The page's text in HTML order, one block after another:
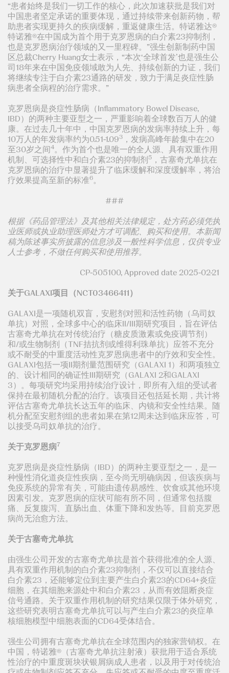
“患者始终是我们一切工作的核心，此次加速获批是我们对
中国患者坚定承诺的重要体现，通过持续带来创新药物，帮
助患者实现更持久的疾病缓解，重返健康生活。特诺雅达®
特诺雅®在中国成为首个用于克罗恩病的白介素23抑制剂，
也是克罗恩病治疗领域的又一里程碑。”强生创新制药中国
区总裁Cherry Huang女士表示，“本次‘全球首发’也是强生公
司18年来在中国免疫领域敢为人先、持续创新的力证，我们
将继续专注于白介素23通路的研发，致力于满足炎症性肠
病患者全病程的治疗需求。”
克罗恩病是炎症性肠病（Inflammatory Bowel Disease,
IBD）的两种主要亚型之一，严重影响着全球数百万人的健
康。在过去几十年中，中国克罗恩病的发病率持续上升，每
10万人的年发病率约为0.51-1.093 ，发病高峰年龄集中在20
至30岁之间4。作为首个也是唯一的全人源、具有双重作用
机制、可选择性中和白介素23的抑制剂5 ，古塞奇尤单抗在
克罗恩病的治疗中显著提升了临床缓解和深度缓解率，将治
疗效果提高至新的标准6。
###
根据《药品管理法》及其他相关法律规定，处方药必须凭执
业医师或执业助理医师处方才可调配、购买和使用。本新闻
稿为陈述事实所披露的信息涉及一般性科学信息，仅供专业
人士参考，不做任何购买和使用推荐。
CP-505100, Approved date 2025-02-21
关于GALAXI项目（NCT03466411）
GALAXI是一项随机双盲，安慰剂对照和活性药物（乌司奴
单抗）对照，全球多中心的临床II/III期研究项目，旨在评估
古塞奇尤单抗在对传统治疗（糖皮质激素或免疫调节剂）
和/或生物制剂（TNF拮抗剂或维得利珠单抗）应答不充分
或不耐受的中重度活动性克罗恩病患者中的疗效和安全性。
GALAXI包括一项II期剂量范围研究（GALAXI 1）和两项独立
的、设计相同的确证性III期研究（GALAXI 2和GALAXI
3）。每项研究均采用持续治疗设计，即所有入组的受试者
保持在最初随机分配的治疗。该项目还包括延长期，共计将
评估古塞奇尤单抗长达五年的临床、内镜和安全性结果。随
机分配至安慰剂组的患者如果在第12周未达到临床应答，可
以接受乌司奴单抗的治疗。
关于克罗恩病7
克罗恩病是炎症性肠病（IBD）的两种主要亚型之一，是一
种慢性消化道炎症性疾病，至今尚无明确病因，但该疾病与
免疫系统的异常有关，可能由遗传易感性、饮食或其他环境
因素引发。克罗恩病的症状可能有所不同，但通常包括腹
痛、反复腹泻、直肠出血、体重下降和发热等。目前克罗恩
病尚无治愈方法。
关于古塞奇尤单抗
由强生公司开发的古塞奇尤单抗是首个获得批准的全人源、
具有双重作用机制的白介素23抑制剂，不仅可以直接结合
白介素23，还能够定位到主要产生白介素23的CD64+炎症
细胞，在其细胞来源处中和白介素23，从而有效阻断炎症
信号通路。关于双重作用机制的研究结果仅限于体外研究，
这些研究表明古塞奇尤单抗可以与产生白介素23的炎症单
核细胞模型中细胞表面的CD64受体结合。
强生公司拥有古塞奇尤单抗在全球范围内的独家营销权。在
中国，特诺雅®（古塞奇尤单抗注射液）获批用于适合系统
性治疗的中重度斑块状银屑病成人患者，以及用于对传统治